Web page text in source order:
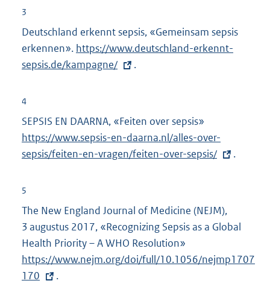
n
k
:
n
e
n
k
:
3
Deutschland erkennt sepsis, «Gemeinsam sepsis
erkennen». E
x
e
l
k
:
https://www.deutschland-erkennt-
sepsis.de/kampagne/
.
4
SEPSIS EN DAARNA, «Feiten over sepsis»
x
t
n
https://www.sepsis-en-daarna.nl/alles-over-
sepsis/feiten-en-vragen/feiten-over-sepsis/
.
5
The New England Journal of Medicine (NEJM),
3 augustus 2017, «Recognizing Sepsis as a Global
Health Priority – A WHO Resolution»
x
https://www.nejm.org/doi/full/10.1056/nejmp1707
170
.